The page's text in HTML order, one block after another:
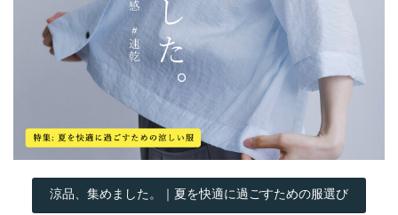
涼品、集めました。｜夏を快適に過ごすための服選び